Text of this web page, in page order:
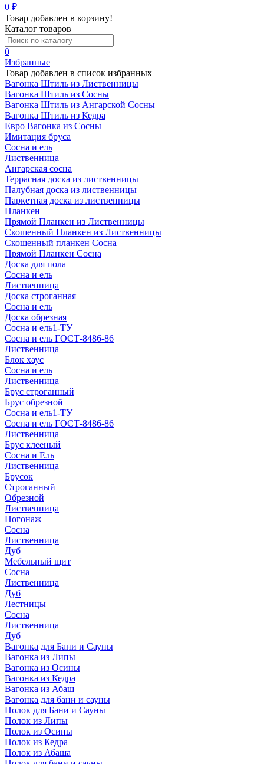
0 ₽
Товар добавлен в корзину!
Каталог товаров
0
Избранные
Товар добавлен в список избранных
Вагонка Штиль из Лиственницы
Вагонка Штиль из Сосны
Вагонка Штиль из Ангарской Сосны
Вагонка Штиль из Кедра
Евро Вагонка из Сосны
Имитация бруса
Сосна и ель
Лиственница
Ангарская сосна
Террасная доска из лиственницы
Палубная доска из лиственницы
Паркетная доска из лиственницы
Планкен
Прямой Планкен из Лиственницы
Скошенный Планкен из Лиственницы
Скошенный планкен Сосна
Прямой Планкен Сосна
Доска для пола
Сосна и ель
Лиственница
Доска строганная
Сосна и ель
Доска обрезная
Сосна и ель1-ТУ
Сосна и ель ГОСТ-8486-86
Лиственница
Блок хаус
Сосна и ель
Лиственница
Брус строганный
Брус обрезной
Сосна и ель1-ТУ
Сосна и ель ГОСТ-8486-86
Лиственница
Брус клееный
Сосна и Ель
Лиственница
Брусок
Строганный
Обрезной
Лиственница
Погонаж
Сосна
Лиственница
Дуб
Мебельный щит
Сосна
Лиственница
Дуб
Лестницы
Сосна
Лиственница
Дуб
Вагонка для Бани и Сауны
Вагонка из Липы
Вагонка из Осины
Вагонка из Кедра
Вагонка из Абаш
Вагонка для бани и сауны
Полок для Бани и Сауны
Полок из Липы
Полок из Осины
Полок из Кедра
Полок из Абаша